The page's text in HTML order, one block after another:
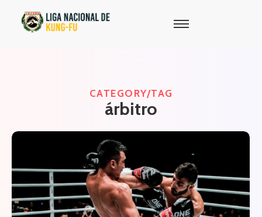
CATEGORY/TAG
árbitro